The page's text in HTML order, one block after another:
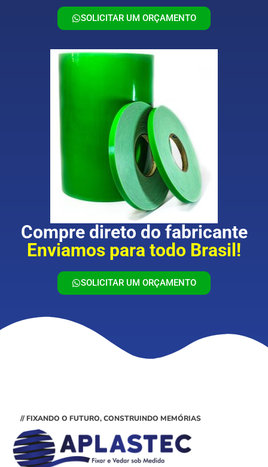
SOLICITAR UM ORÇAMENTO
Compre direto do fabricante
Enviamos para todo Brasil!
SOLICITAR UM ORÇAMENTO
// FIXANDO O FUTURO, CONSTRUINDO MEMÓRIAS